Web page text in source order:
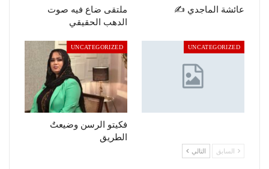
عائشة الماجدي ✍️
ملتقى ضاع فيه صوت
الدهب الحقيقي
UNCATEGORIZED
UNCATEGORIZED
فكيتو الرسن وضيعتٌ
الطريق
السابق التالي